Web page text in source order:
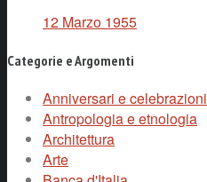
12 Marzo 1955
Categorie e Argomenti
Anniversari e celebrazioni
Antropologia e etnologia
Architettura
Arte